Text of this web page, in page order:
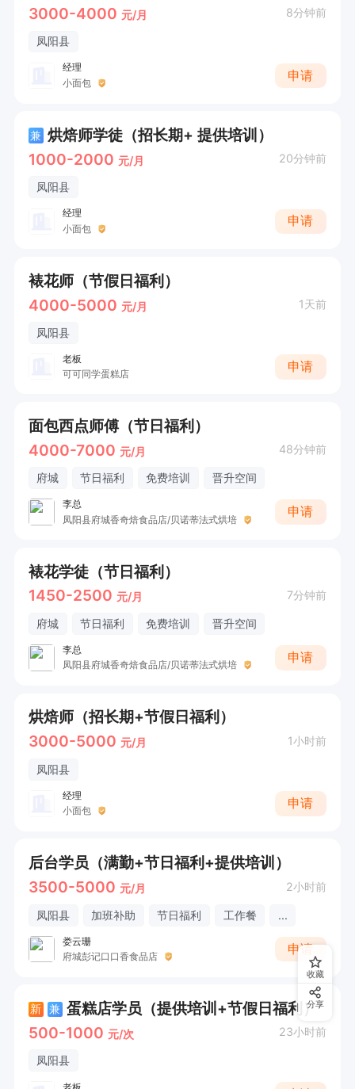
3000-4000 元/月 8分钟前
凤阳县
经理
小面包
申请
兼 烘焙师学徒（招长期+ 提供培训）
1000-2000 元/月 20分钟前
凤阳县
经理
小面包
申请
裱花师（节假日福利）
4000-5000 元/月 1天前
凤阳县
老板
可可同学蛋糕店
申请
面包西点师傅（节日福利）
4000-7000 元/月 48分钟前
府城 节日福利 免费培训 晋升空间
李总
凤阳县府城香奇焙食品店/贝诺蒂法式烘培
申请
裱花学徒（节日福利）
1450-2500 元/月 7分钟前
府城 节日福利 免费培训 晋升空间
李总
凤阳县府城香奇焙食品店/贝诺蒂法式烘培
申请
烘焙师（招长期+节假日福利）
3000-5000 元/月 1小时前
凤阳县
经理
小面包
申请
后台学员（满勤+节日福利+提供培训）
3500-5000 元/月 2小时前
凤阳县 加班补助 节日福利 工作餐 ...
娄云珊
府城彭记口口香食品店
申请
新 兼 蛋糕店学员（提供培训+节假日福利）
500-1000 元/次 23小时前
凤阳县
收藏
分享